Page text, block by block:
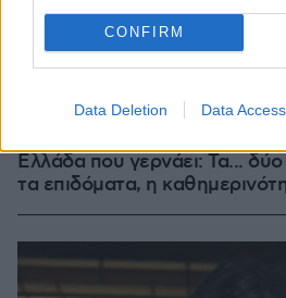
CONFIRM
Data Deletion Data Access
Ελλάδα που γερνάει: Τα...
τα επιδόματα, η
07.08.2026, 15:59